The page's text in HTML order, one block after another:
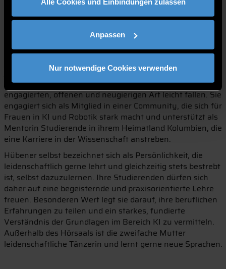
Anpassen
Nur notwendige Cookies verwenden
wichtig. So strebt sie Kooperationen mit Partnern anderer
Hochschulen und Universitäten in Deutschland und im
als Chance, um mit Studierenden aus aller Welt
zusammenzuarbeiten. Dabei liegt es ihr besonders am
junge Frauen zu motivieren, eine Karriere in Wissenschaft
und Technik einzuschlagen. Das dürfte Hübener mit ihrer
engagierten, offenen und neugierigen Art leicht fallen. Sie
engagiert sich als Mitglied in einer Community, die sich für
Frauen in KI und Robotik stark macht und unterstützt als
Mentorin Studierende in ihrem Heimatland Kolumbien, die
eine Karriere in der Wissenschaft anstreben.
Hübener selbst bezeichnet sich als Persönlichkeit, die
leidenschaftlich gerne lehrt und gleichzeitig stets bestrebt
ist, selbst dazuzulernen. Ihre Studierenden dürfen sich
daher auf eine begeisternde und praxisorientierte Lehre
freuen. Besonderen Wert legt sie darauf, ihre beruflichen
Erfahrungen zu teilen und ein starkes, fundierte
Verständnis der Grundlagen im Bereich KI zu vermitteln.
Außerhalb des Hörsaals ist die zweifache Mutter
leidenschaftliche Tänzerin und lernt gerne neue Sprachen.